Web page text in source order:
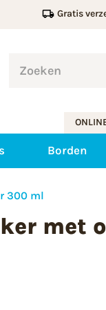
Gratis
Borden
300 ml
met